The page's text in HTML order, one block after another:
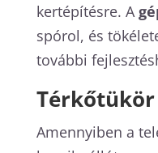
kertépítésre. A
spórol, és
további
Amennyiben a